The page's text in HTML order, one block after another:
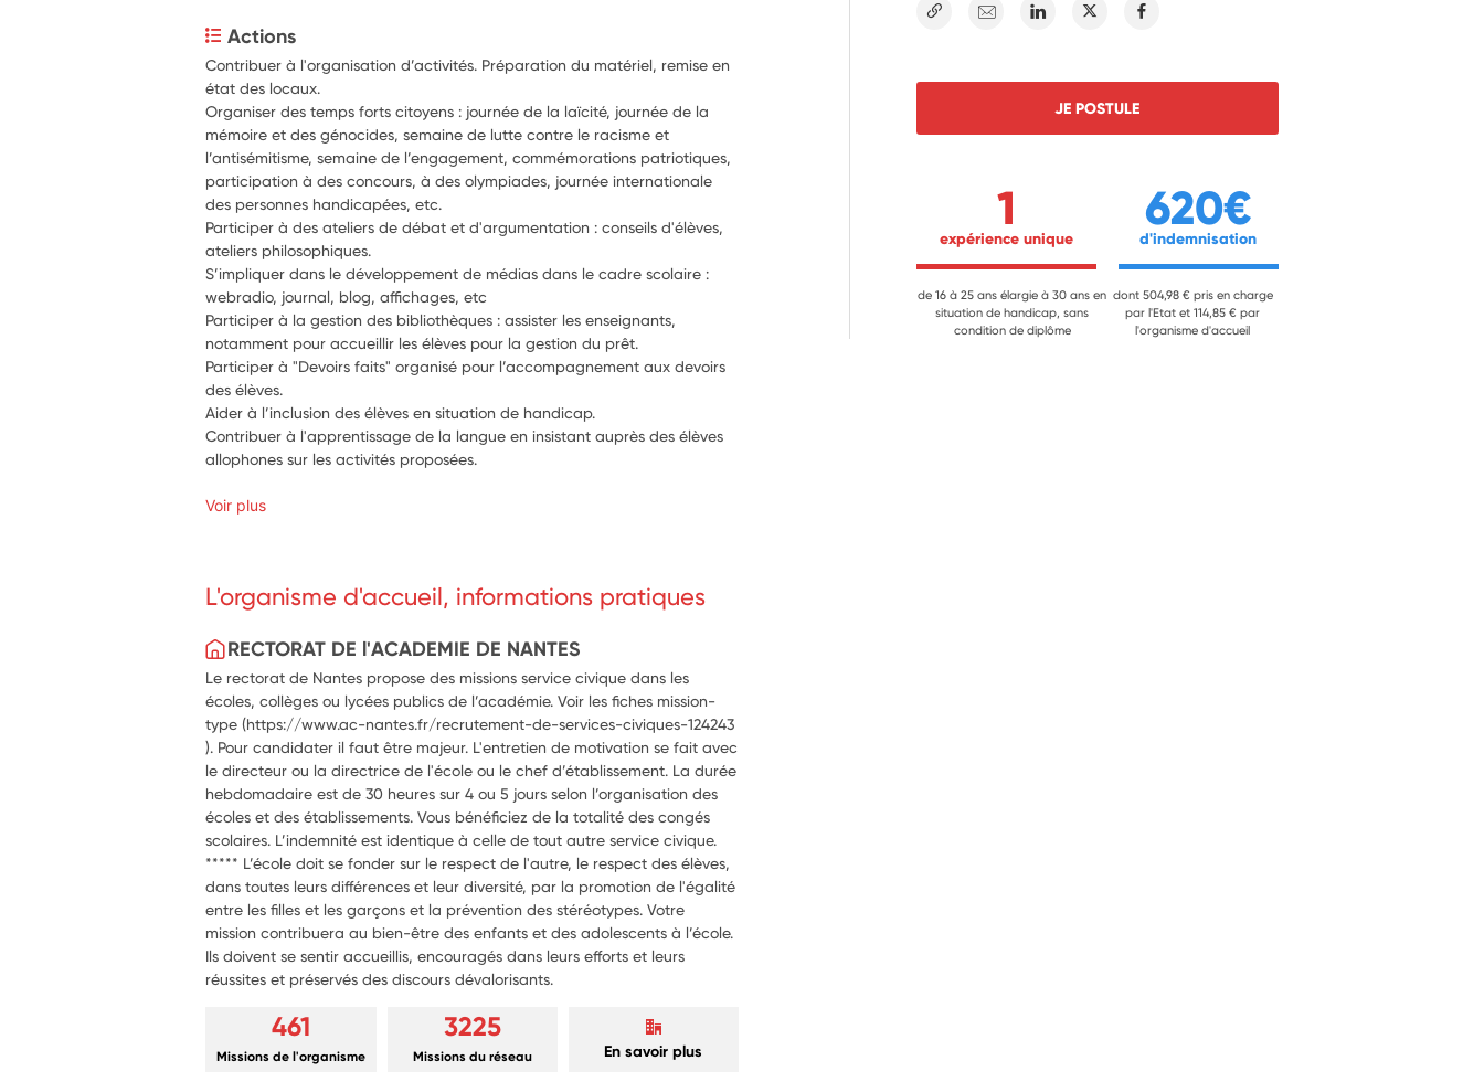
Actions
Contribuer à l'organisation d’activités. Préparation du matériel, remise en
état des locaux.
Organiser des temps forts citoyens : journée de la laïcité, journée de la
mémoire et des génocides, semaine de lutte contre le racisme et
l’antisémitisme, semaine de l’engagement, commémorations patriotiques,
participation à des concours, à des olympiades, journée internationale
des personnes handicapées, etc.
Participer à des ateliers de débat et d'argumentation : conseils d'élèves,
ateliers philosophiques.
S’impliquer dans le développement de médias dans le cadre scolaire :
webradio, journal, blog, affichages, etc
Participer à la gestion des bibliothèques : assister les enseignants,
notamment pour accueillir les élèves pour la gestion du prêt.
Participer à "Devoirs faits" organisé pour l’accompagnement aux devoirs
des élèves.
Aider à l’inclusion des élèves en situation de handicap.
Contribuer à l'apprentissage de la langue en insistant auprès des élèves
allophones sur les activités proposées.
Voir plus
L'organisme d'accueil, informations pratiques
RECTORAT DE l'ACADEMIE DE NANTES
Le rectorat de Nantes propose des missions service civique dans les
écoles, collèges ou lycées publics de l’académie. Voir les fiches mission-
type (https://www.ac-nantes.fr/recrutement-de-services-civiques-124243
). Pour candidater il faut être majeur. L'entretien de motivation se fait avec
le directeur ou la directrice de l'école ou le chef d’établissement. La durée
hebdomadaire est de 30 heures sur 4 ou 5 jours selon l’organisation des
écoles et des établissements. Vous bénéficiez de la totalité des congés
scolaires. L’indemnité est identique à celle de tout autre service civique.
***** L’école doit se fonder sur le respect de l'autre, le respect des élèves,
dans toutes leurs différences et leur diversité, par la promotion de l'égalité
entre les filles et les garçons et la prévention des stéréotypes. Votre
mission contribuera au bien-être des enfants et des adolescents à l’école.
Ils doivent se sentir accueillis, encouragés dans leurs efforts et leurs
réussites et préservés des discours dévalorisants.
461
Missions de l'organisme
3225
Missions du réseau En savoir plus
E-mail Linkedin Twitter
JE POSTULE
1
expérience unique
de 16 à 25 ans élargie à 30 ans en
situation de handicap, sans
condition de diplôme
620€
d'indemnisation
dont 504,98 € pris en charge
par l'Etat et 114,85 € par
l'organisme d'accueil